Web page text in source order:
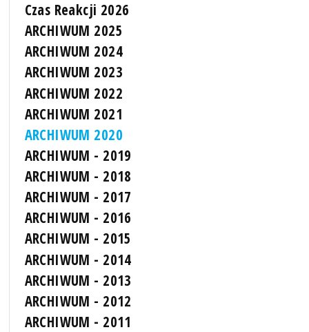
Czas Reakcji 2026
ARCHIWUM 2025
ARCHIWUM 2024
ARCHIWUM 2023
ARCHIWUM 2022
ARCHIWUM 2021
ARCHIWUM 2020
ARCHIWUM - 2019
ARCHIWUM - 2018
ARCHIWUM - 2017
ARCHIWUM - 2016
ARCHIWUM - 2015
ARCHIWUM - 2014
ARCHIWUM - 2013
ARCHIWUM - 2012
ARCHIWUM - 2011